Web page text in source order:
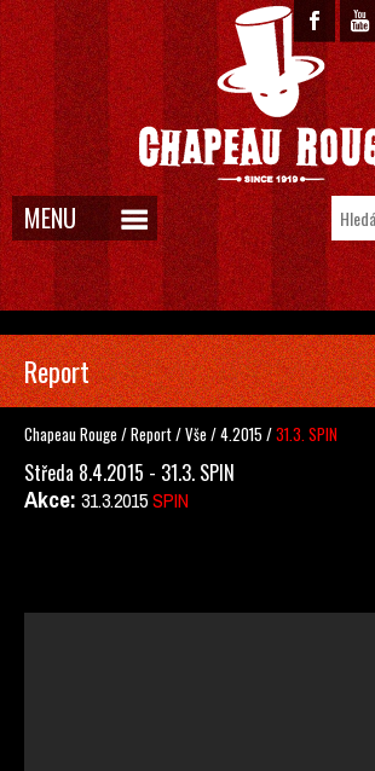
MENU
Report
Chapeau Rouge /Report/Vše /4.2015 /31.3. SPIN
Středa 8.4.2015 - 31.3. SPIN
Akce: 31.3.2015SPIN